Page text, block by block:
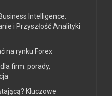
Intelligence:
i Przyszłość Analityki
na rynku Forex
firm: porady,
Kluczowe